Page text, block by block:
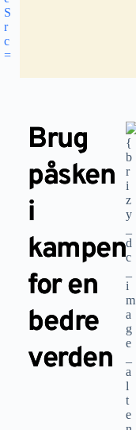
Brug
påsken
i
kampen
for en
bedre
verden